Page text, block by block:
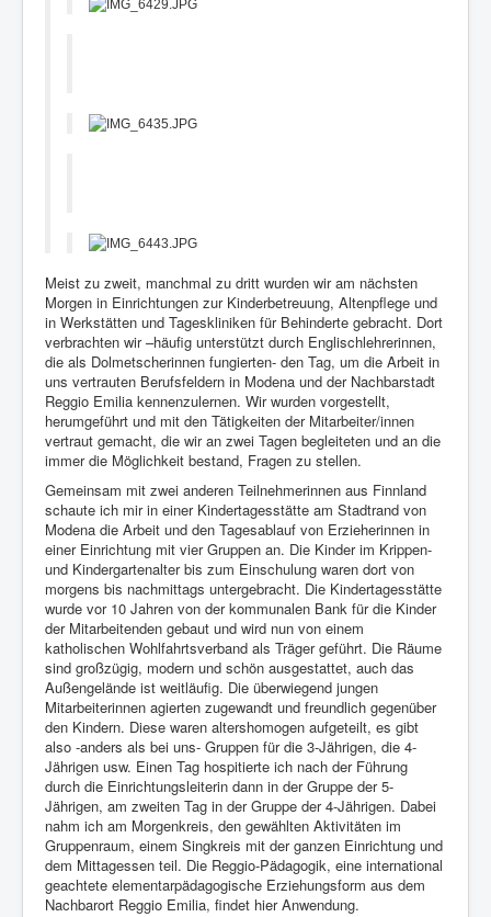
Meist zu zweit, manchmal zu dritt wurden wir am nächsten
Morgen in Einrichtungen zur Kinderbetreuung, Altenpflege und
in Werkstätten und Tageskliniken für Behinderte gebracht. Dort
verbrachten wir –häufig unterstützt durch Englischlehrerinnen,
die als Dolmetscherinnen fungierten- den Tag, um die Arbeit in
uns vertrauten Berufsfeldern in Modena und der Nachbarstadt
Reggio Emilia kennenzulernen. Wir wurden vorgestellt,
herumgeführt und mit den Tätigkeiten der Mitarbeiter/innen
vertraut gemacht, die wir an zwei Tagen begleiteten und an die
immer die Möglichkeit bestand, Fragen zu stellen.
Gemeinsam mit zwei anderen Teilnehmerinnen aus Finnland
schaute ich mir in einer Kindertagesstätte am Stadtrand von
Modena die Arbeit und den Tagesablauf von Erzieherinnen in
einer Einrichtung mit vier Gruppen an. Die Kinder im Krippen-
und Kindergartenalter bis zum Einschulung waren dort von
morgens bis nachmittags untergebracht. Die Kindertagesstätte
wurde vor 10 Jahren von der kommunalen Bank für die Kinder
der Mitarbeitenden gebaut und wird nun von einem
katholischen Wohlfahrtsverband als Träger geführt. Die Räume
sind großzügig, modern und schön ausgestattet, auch das
Außengelände ist weitläufig. Die überwiegend jungen
Mitarbeiterinnen agierten zugewandt und freundlich gegenüber
den Kindern. Diese waren altershomogen aufgeteilt, es gibt
also -anders als bei uns- Gruppen für die 3-Jährigen, die 4-
Jährigen usw. Einen Tag hospitierte ich nach der Führung
durch die Einrichtungsleiterin dann in der Gruppe der 5-
Jährigen, am zweiten Tag in der Gruppe der 4-Jährigen. Dabei
nahm ich am Morgenkreis, den gewählten Aktivitäten im
Gruppenraum, einem Singkreis mit der ganzen Einrichtung und
dem Mittagessen teil. Die Reggio-Pädagogik, eine international
geachtete elementarpädagogische Erziehungsform aus dem
Nachbarort Reggio Emilia, findet hier Anwendung.